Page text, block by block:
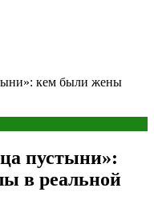
кем были жены
пустыни»:
в реальной